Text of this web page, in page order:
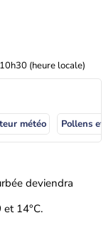
10h30 (heure locale)
météo Pollens
deviendra
14°C.